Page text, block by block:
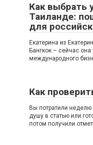
Как выбрать
Таиланде:
для
Екатерина из
Бангкок – сейчас она
международного
Как
Вы потратили
душу в статью или
потом получили